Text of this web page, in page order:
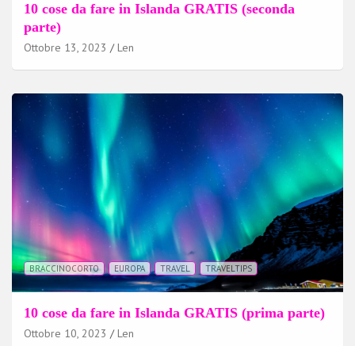
10 cose da fare in Islanda GRATIS (seconda
parte)
Ottobre 13, 2023 Len
BRACCINOCORTO EUROPA TRAVEL TRAVELTIPS
10 cose da fare in Islanda GRATIS (prima parte)
Ottobre 10, 2023 Len